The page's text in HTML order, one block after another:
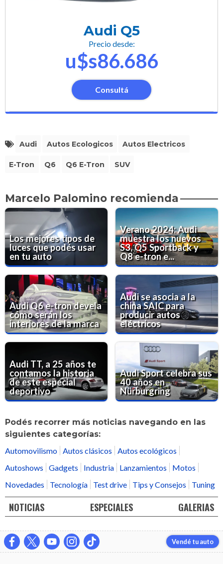
Audi Q5
Precio desde:
u$s86.686
Consultá
Audi Autos Ecologicos Autos Electricos
E-Tron Q6 Q6 E-Tron SUV
Marcelo Palomino recomienda
Los mejores tipos de
luces que podés usar
en tu auto
Verano 2024: Audi
muestra los nuevos
S3, Q5 Sportback y
Q8 e-tron e...
Audi Q6 e-tron devela
cómo serán los
interiores de la marca
Audi se asocia a la
china SAIC para
producir autos
eléctricos
Audi TT, a 25 años te
contamos la historia
de este especial
deportivo
Audi Sport celebra sus
40 años en
Nürburgring
Podés recorrer más noticias navegando en las
siguientes categorías:
Automovilismo Autos clásicos
Autos ecológicos
Autoshows
Gadgets Industria Lanzamientos
Motos
Novedades
Tecnología Test drive Tips y Consejos Tuning
NOTICIAS ESPECIALES GALERIAS
Vendé tu auto